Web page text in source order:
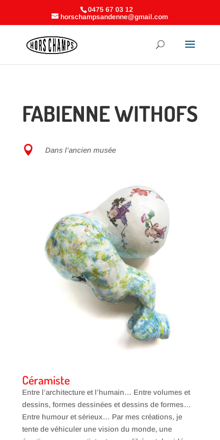
0475 67 03 12
horschampsandenne@gmail.com
FABIENNE WITHOFS
 Dans l’ancien musée
Céramiste
Entre l’architecture et l’humain… Entre volumes et
dessins, formes dessinées et dessins de formes…
Entre humour et sérieux… Par mes créations, je
tente de véhiculer une vision du monde, une